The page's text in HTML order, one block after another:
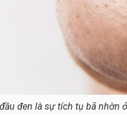
đen là sự tích tụ bã nhờn